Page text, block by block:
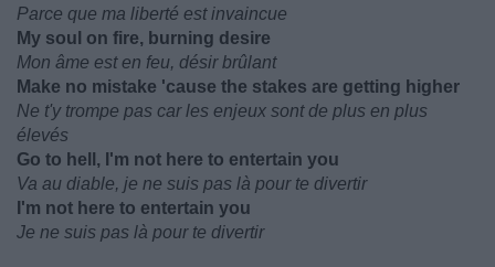
Parce que ma liberté est invaincue
My soul on fire, burning desire
Mon âme est en feu, désir brûlant
Make no mistake 'cause the stakes are getting higher
Ne t'y trompe pas car les enjeux sont de plus en plus
élevés
Go to hell, I'm not here to entertain you
Va au diable, je ne suis pas là pour te divertir
I'm not here to entertain you
Je ne suis pas là pour te divertir